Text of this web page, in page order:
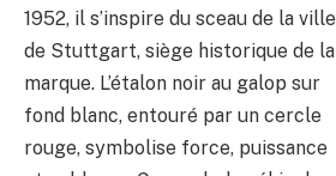
1952, il s’inspire du sceau de la ville
de Stuttgart, siège historique de la
marque. L’étalon noir au galop sur
fond blanc, entouré par un cercle
rouge, symbolise force, puissance